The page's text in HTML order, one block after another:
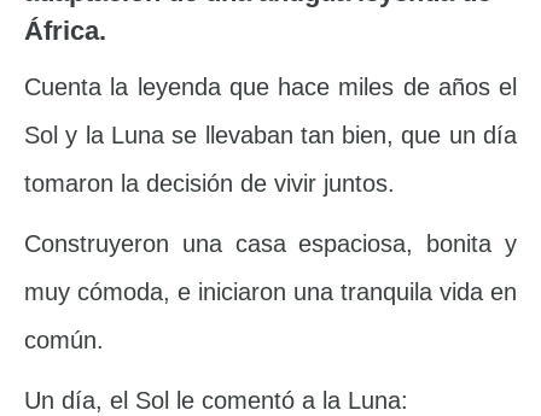
África.
Cuenta la leyenda que hace miles de años el
Sol y la Luna se llevaban tan bien, que un día
tomaron la decisión de vivir juntos.
Construyeron una casa espaciosa, bonita y
muy cómoda, e iniciaron una tranquila vida en
común.
Un día, el Sol le comentó a la Luna: